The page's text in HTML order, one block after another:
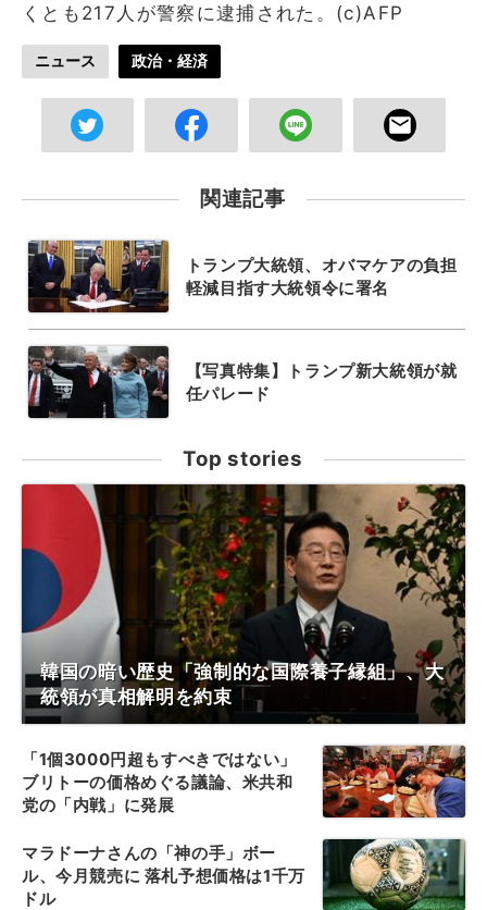
くとも217人が警察に逮捕された。(c)AFP
ニュース 政治・経済
関連記事
トランプ大統領、オバマケアの負担
軽減目指す大統領令に署名
【写真特集】トランプ新大統領が就
任パレード
Top stories
韓国の暗い歴史「強制的な国際養子縁組」、大
統領が真相解明を約束
「1個3000円超もすべきではない」
ブリトーの価格めぐる議論、米共和
党の「内戦」に発展
マラドーナさんの「神の手」ボー
ル、今月競売に 落札予想価格は1千万
ドル